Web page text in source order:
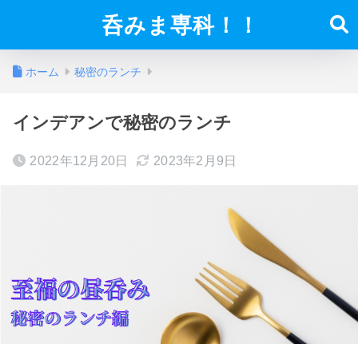
呑みま専科！！
ホーム 秘密のランチ
インデアンで秘密のランチ
2022年12月20日 2023年2月9日